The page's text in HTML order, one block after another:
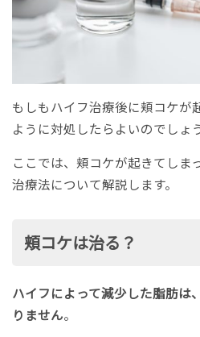
もしもハイフ治療後に頬コケが
ように対処したらよいのでしょ
ここでは、頬コケが起きてしま
治療法について解説します。
頬コケは治る？
ハイフによって減少した脂肪は
りません。